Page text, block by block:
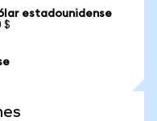
estadounidense
$